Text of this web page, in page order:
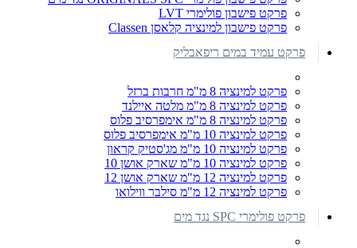
פרקט פישבון פולימרי LVT
פרקט פישבון למינציה קלאסן Classen
פרקט עמיד במים ריפאבליק
פרקט למינציה 8 מ"מ חרבות ברזל
פרקט למינציה 8 מ"מ מלטה איילנד
פרקט למינציה 8 מ"מ אימפרסיב פלוס
פרקט למינציה 10 מ"מ אימפרסיב פלוס
פרקט למינציה 10 מ"מ מג'סטיק קראון
פרקט למינציה 10 מ"מ שארק אושן 10
פרקט למינציה 12 מ"מ שארק אושן 12
פרקט למינציה 12 מ"מ סילבר ווילואו
פרקט פולימרי SPC נגד מים